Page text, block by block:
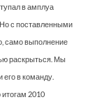
в амплуа
с поставленными
само выполнение
раскрыться. Мы
его в команду.
итогам 2010